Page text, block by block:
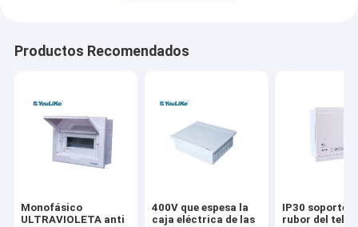
Productos Recomendados
Monofásico
ULTRAVIOLETA anti
400V que espesa la
caja eléctrica de las
IP30 soporte
rubor del